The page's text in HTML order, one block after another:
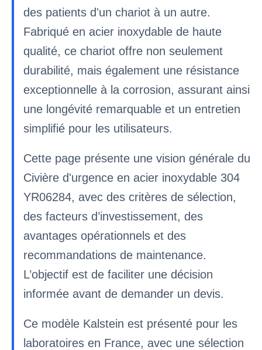
des patients d'un chariot à un autre.
Fabriqué en acier inoxydable de haute
qualité, ce chariot offre non seulement
durabilité, mais également une résistance
exceptionnelle à la corrosion, assurant ainsi
une longévité remarquable et un entretien
simplifié pour les utilisateurs.
Cette page présente une vision générale du
Civière d'urgence en acier inoxydable 304
YR06284, avec des critères de sélection,
des facteurs d’investissement, des
avantages opérationnels et des
recommandations de maintenance.
L’objectif est de faciliter une décision
informée avant de demander un devis.
Ce modèle Kalstein est présenté pour les
laboratoires en France, avec une sélection